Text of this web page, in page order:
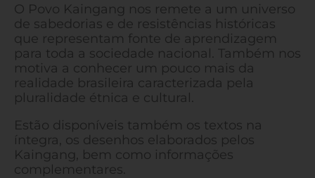
O Povo Kaingang nos remete a um universo
de sabedorias e de resistências históricas
que representam fonte de aprendizagem
para toda a sociedade nacional. Também nos
motiva a conhecer um pouco mais da
realidade brasileira caracterizada pela
pluralidade étnica e cultural.
Estão disponíveis também os textos na
íntegra, os desenhos elaborados pelos
Kaingang, bem como informações
complementares.